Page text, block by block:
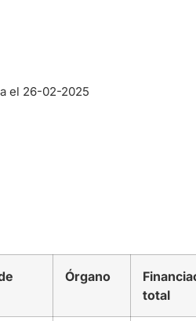
el 26-02-2025
Órgano
total